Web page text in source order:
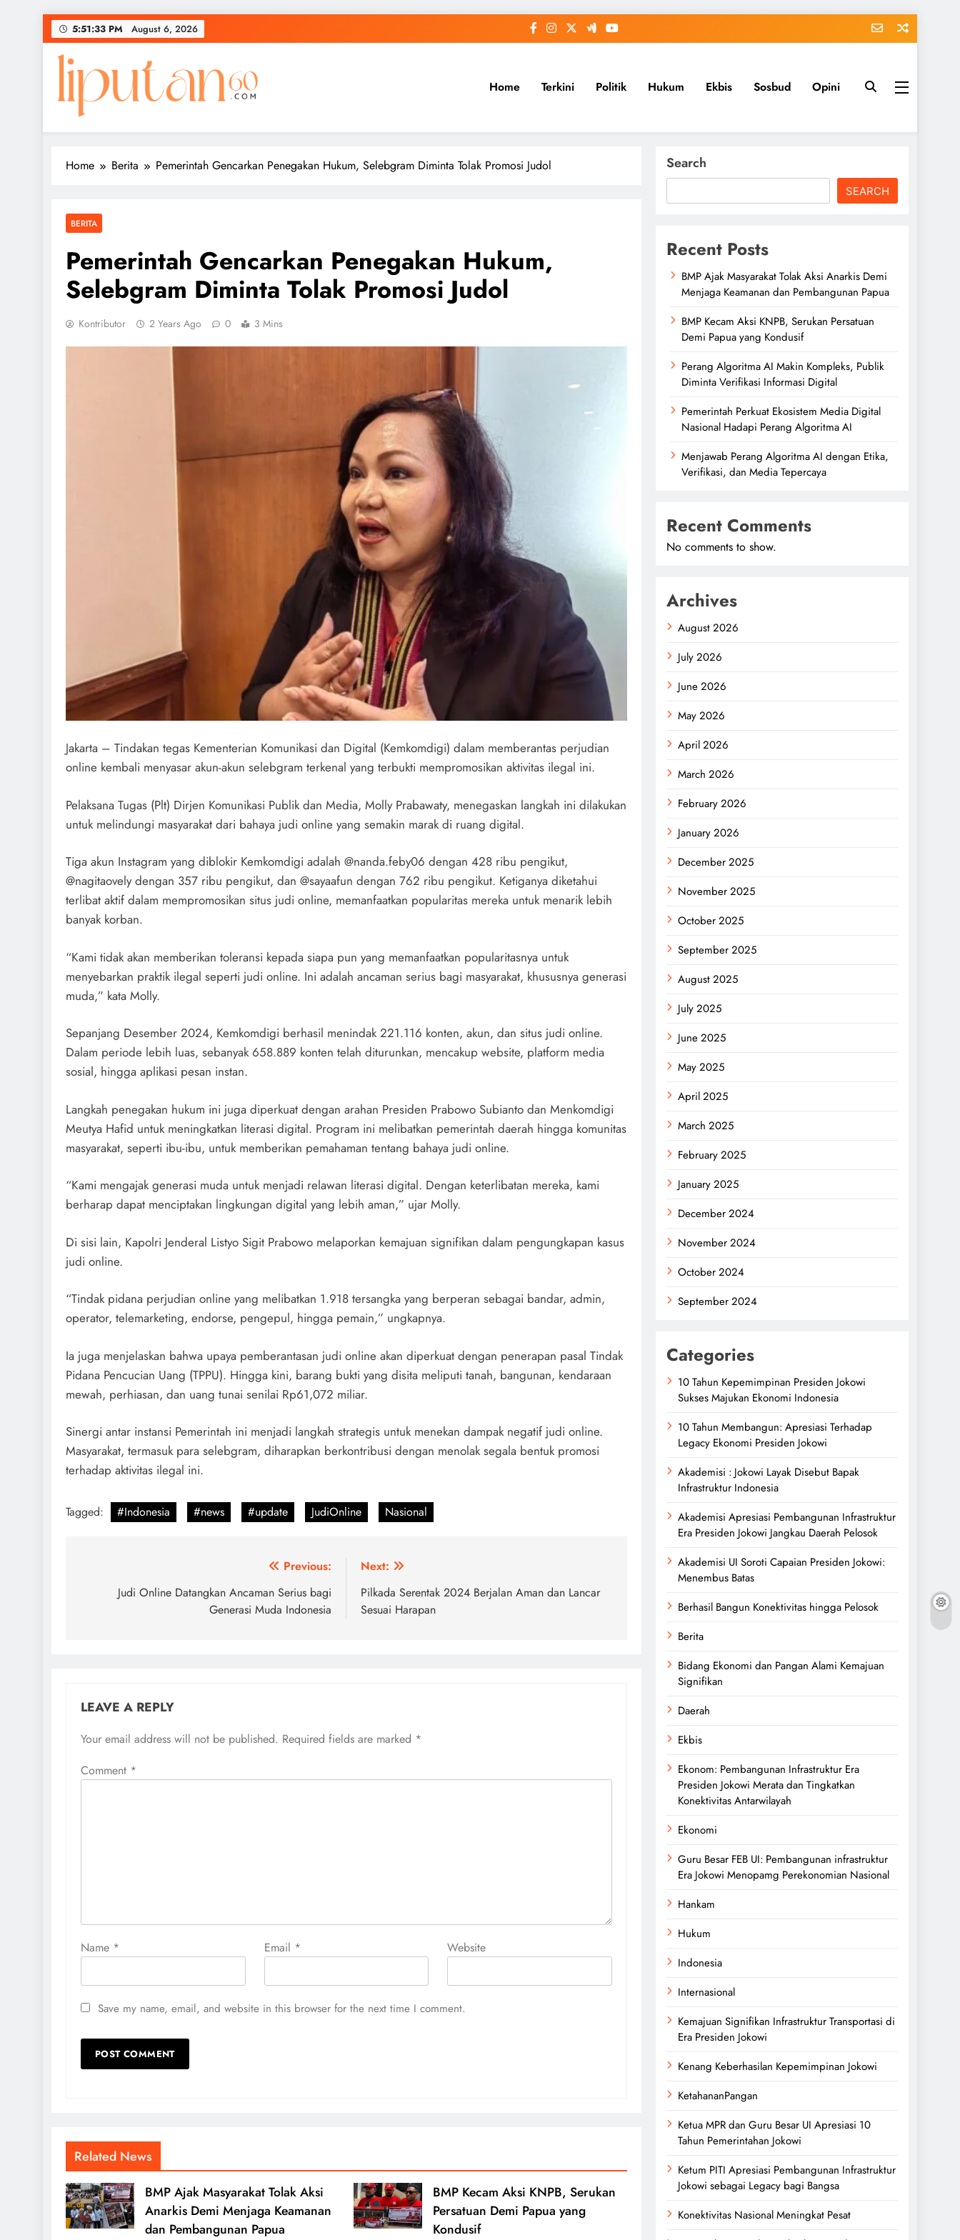
Skip
to
content
5:51:35 PM August 6, 2026
Home Terkini Politik Hukum Ekbis Sosbud Opini
Home Berita Pemerintah Gencarkan Penegakan Hukum, Selebgram Diminta Tolak Promosi Judol
BERITA
Pemerintah Gencarkan Penegakan Hukum,
Selebgram Diminta Tolak Promosi Judol
Kontributor 2 Years Ago 0 3 Mins
Jakarta – Tindakan tegas Kementerian Komunikasi dan Digital (Kemkomdigi) dalam memberantas perjudian
online kembali menyasar akun-akun selebgram terkenal yang terbukti mempromosikan aktivitas ilegal ini.
Pelaksana Tugas (Plt) Dirjen Komunikasi Publik dan Media, Molly Prabawaty, menegaskan langkah ini dilakukan
untuk melindungi masyarakat dari bahaya judi online yang semakin marak di ruang digital.
Tiga akun Instagram yang diblokir Kemkomdigi adalah @nanda.feby06 dengan 428 ribu pengikut,
@nagitaovely dengan 357 ribu pengikut, dan @sayaafun dengan 762 ribu pengikut. Ketiganya diketahui
terlibat aktif dalam mempromosikan situs judi online, memanfaatkan popularitas mereka untuk menarik lebih
banyak korban.
“Kami tidak akan memberikan toleransi kepada siapa pun yang memanfaatkan popularitasnya untuk
menyebarkan praktik ilegal seperti judi online. Ini adalah ancaman serius bagi masyarakat, khususnya generasi
muda,” kata Molly.
Sepanjang Desember 2024, Kemkomdigi berhasil menindak 221.116 konten, akun, dan situs judi online.
Dalam periode lebih luas, sebanyak 658.889 konten telah diturunkan, mencakup website, platform media
sosial, hingga aplikasi pesan instan.
Langkah penegakan hukum ini juga diperkuat dengan arahan Presiden Prabowo Subianto dan Menkomdigi
Meutya Hafid untuk meningkatkan literasi digital. Program ini melibatkan pemerintah daerah hingga komunitas
masyarakat, seperti ibu-ibu, untuk memberikan pemahaman tentang bahaya judi online.
“Kami mengajak generasi muda untuk menjadi relawan literasi digital. Dengan keterlibatan mereka, kami
berharap dapat menciptakan lingkungan digital yang lebih aman,” ujar Molly.
Di sisi lain, Kapolri Jenderal Listyo Sigit Prabowo melaporkan kemajuan signifikan dalam pengungkapan kasus
judi online.
“Tindak pidana perjudian online yang melibatkan 1.918 tersangka yang berperan sebagai bandar, admin,
operator, telemarketing, endorse, pengepul, hingga pemain,” ungkapnya.
Ia juga menjelaskan bahwa upaya pemberantasan judi online akan diperkuat dengan penerapan pasal Tindak
Pidana Pencucian Uang (TPPU). Hingga kini, barang bukti yang disita meliputi tanah, bangunan, kendaraan
mewah, perhiasan, dan uang tunai senilai Rp61,072 miliar.
Sinergi antar instansi Pemerintah ini menjadi langkah strategis untuk menekan dampak negatif judi online.
Masyarakat, termasuk para selebgram, diharapkan berkontribusi dengan menolak segala bentuk promosi
terhadap aktivitas ilegal ini.
Tagged: #Indonesia #news #update JudiOnline Nasional
navigation
Previous:
Judi Online Datangkan Ancaman Serius bagi
Generasi Muda Indonesia
Next:
Pilkada Serentak 2024 Berjalan Aman dan Lancar
Sesuai Harapan
LEAVE A REPLY
Your email address will not be published. Required fields are marked *
Comment *
Name * Email * Website
Save my name, email, and website in this browser for the next time I comment.
Related News
BMP Ajak Masyarakat Tolak Aksi
Anarkis Demi Menjaga Keamanan
dan Pembangunan Papua
BMP Kecam Aksi KNPB, Serukan
Persatuan Demi Papua yang
Kondusif
Search
SEARCH
Recent Posts
BMP Ajak Masyarakat Tolak Aksi Anarkis Demi
Menjaga Keamanan dan Pembangunan Papua
BMP Kecam Aksi KNPB, Serukan Persatuan
Demi Papua yang Kondusif
Perang Algoritma AI Makin Kompleks, Publik
Diminta Verifikasi Informasi Digital
Pemerintah Perkuat Ekosistem Media Digital
Nasional Hadapi Perang Algoritma AI
Menjawab Perang Algoritma AI dengan Etika,
Verifikasi, dan Media Tepercaya
Recent Comments
No comments to show.
Archives
August 2026
July 2026
June 2026
May 2026
April 2026
March 2026
February 2026
January 2026
December 2025
November 2025
October 2025
September 2025
August 2025
July 2025
June 2025
May 2025
April 2025
March 2025
February 2025
January 2025
December 2024
November 2024
October 2024
September 2024
Categories
10 Tahun Kepemimpinan Presiden Jokowi
Sukses Majukan Ekonomi Indonesia
10 Tahun Membangun: Apresiasi Terhadap
Legacy Ekonomi Presiden Jokowi
Akademisi : Jokowi Layak Disebut Bapak
Infrastruktur Indonesia
Akademisi Apresiasi Pembangunan Infrastruktur
Era Presiden Jokowi Jangkau Daerah Pelosok
Akademisi UI Soroti Capaian Presiden Jokowi:
Menembus Batas
Berhasil Bangun Konektivitas hingga Pelosok
Berita
Bidang Ekonomi dan Pangan Alami Kemajuan
Signifikan
Daerah
Ekbis
Ekonom: Pembangunan Infrastruktur Era
Presiden Jokowi Merata dan Tingkatkan
Konektivitas Antarwilayah
Ekonomi
Guru Besar FEB UI: Pembangunan infrastruktur
Era Jokowi Menopamg Perekonomian Nasional
Hankam
Hukum
Indonesia
Internasional
Kemajuan Signifikan Infrastruktur Transportasi di
Era Presiden Jokowi
Kenang Keberhasilan Kepemimpinan Jokowi
KetahananPangan
Ketua MPR dan Guru Besar UI Apresiasi 10
Tahun Pemerintahan Jokowi
Ketum PITI Apresiasi Pembangunan Infrastruktur
Jokowi sebagai Legacy bagi Bangsa
Konektivitas Nasional Meningkat Pesat